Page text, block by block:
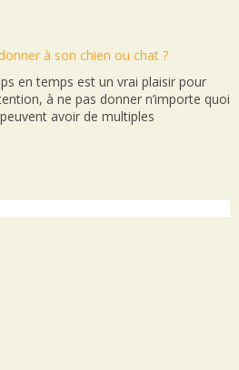
à son chien ou chat ?
en temps est un vrai plaisir pour
à ne pas donner n’importe quoi
avoir de multiples